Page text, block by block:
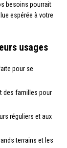
besoins pourrait
espérée à votre
usages
pour se
des familles pour
réguliers et aux
terrains et les